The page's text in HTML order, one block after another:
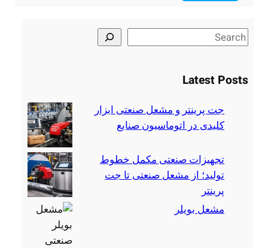
Latest Posts
جت پرینتر و مشعل صنعتی ابزار
کلیدی در اتوماسیون صنایع
تجهیزات صنعتی مکمل خطوط
تولید؛ از مشعل صنعتی تا جت
پرینتر
مشعل بویلر